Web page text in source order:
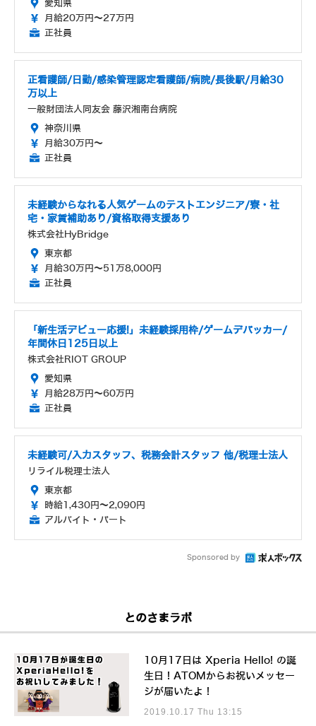
愛知県
月給20万円～27万円
正社員
正看護師/日勤/感染管理認定看護師/病院/長後駅/月給30
万以上
一般財団法人同友会 藤沢湘南台病院
神奈川県
月給30万円～
正社員
未経験からなれる人気ゲームのテストエンジニア/寮・社
宅・家賃補助あり/資格取得支援あり
株式会社HyBridge
東京都
月給30万円～51万8,000円
正社員
「新生活デビュー応援!」未経験採用枠/ゲームデバッカー/
年間休日125日以上
株式会社RIOT GROUP
愛知県
月給28万円～60万円
正社員
未経験可/入力スタッフ、税務会計スタッフ 他/税理士法人
リライル税理士法人
東京都
時給1,430円～2,090円
アルバイト・パート
Sponsored by
とのさまラボ
10月17日は Xperia Hello! の誕
生日！ATOMからお祝いメッセー
ジが届いたよ！
2019.10.17 Thu 13:15